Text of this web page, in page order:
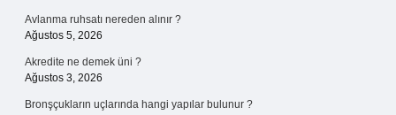
Avlanma ruhsatı nereden alınır ?
Ağustos 5, 2026
Akredite ne demek üni ?
Ağustos 3, 2026
Bronşçukların uçlarında hangi yapılar bulunur ?